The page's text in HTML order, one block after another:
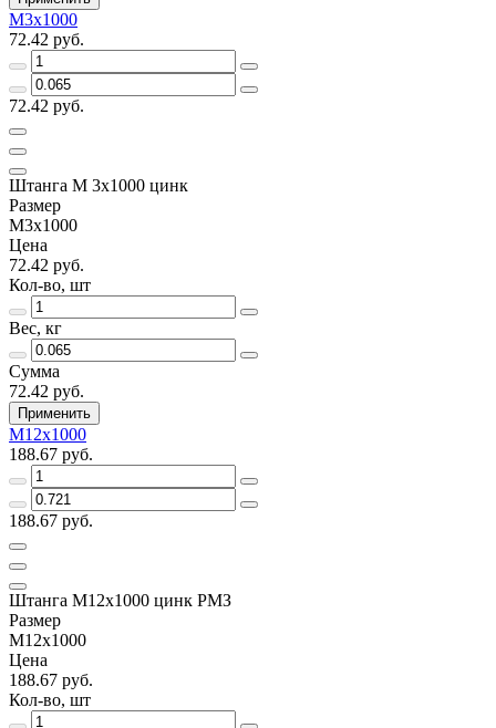
М3х1000
72.42 руб.
72.42 руб.
Штанга М 3х1000 цинк
Размер
М3х1000
Цена
72.42 руб.
Кол-во, шт
Вес, кг
Сумма
72.42 руб.
Применить
М12х1000
188.67 руб.
188.67 руб.
Штанга М12х1000 цинк РМЗ
Размер
М12х1000
Цена
188.67 руб.
Кол-во, шт